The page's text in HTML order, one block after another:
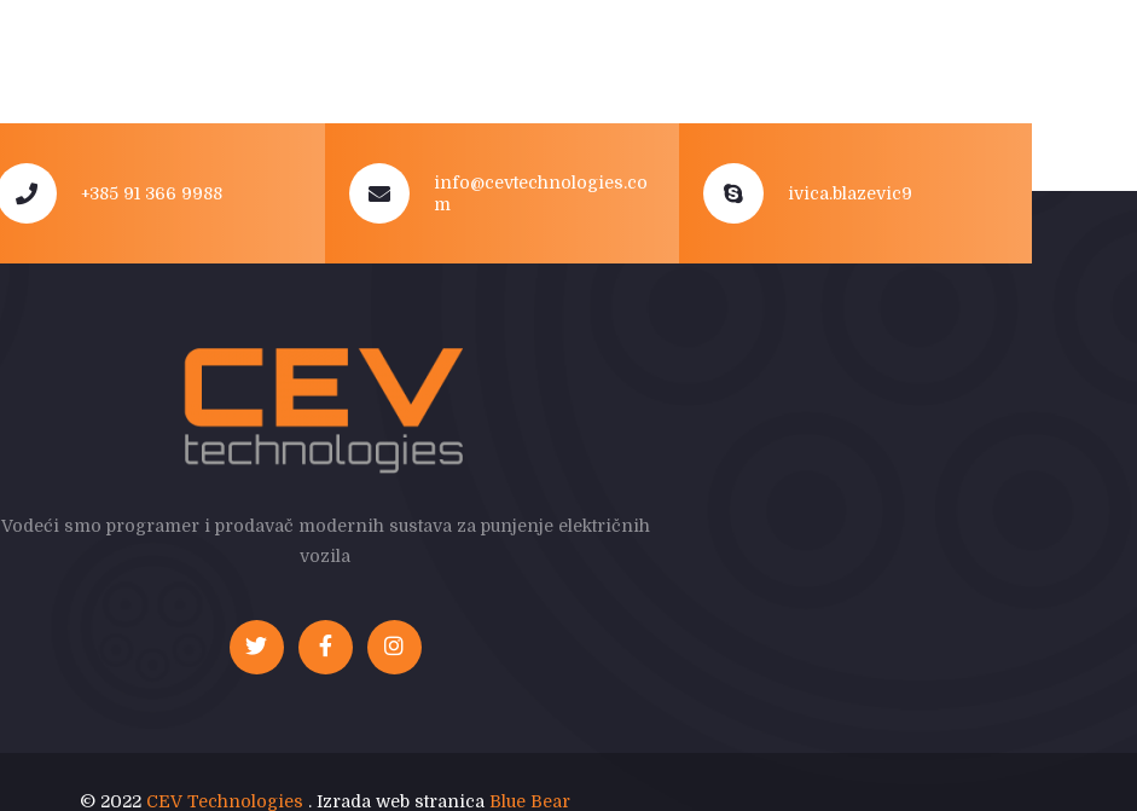
+385 91 366 9988
info@cevtechnologies.co
m
ivica.blazevic9
Vodeći smo programer i prodavač modernih sustava za punjenje električnih
vozila
© 2022 CEV Technologies . Izrada web stranica Blue Bear